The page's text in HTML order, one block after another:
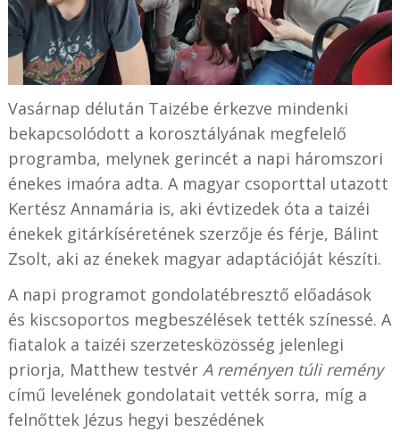
Vasárnap délután Taizébe érkezve mindenki
bekapcsolódott a korosztályának megfelelő
programba, melynek gerincét a napi háromszori
énekes imaóra adta. A magyar csoporttal utazott
Kertész Annamária is, aki évtizedek óta a taizéi
énekek gitárkíséretének szerzője és férje, Bálint
Zsolt, aki az énekek magyar adaptációját készíti.
A napi programot gondolatébresztő előadások
és kiscsoportos megbeszélések tették színessé. A
fiatalok a taizéi szerzetesközösség jelenlegi
priorja, Matthew testvér A reményen túli remény
című levelének gondolatait vették sorra, míg a
felnőttek Jézus hegyi beszédének